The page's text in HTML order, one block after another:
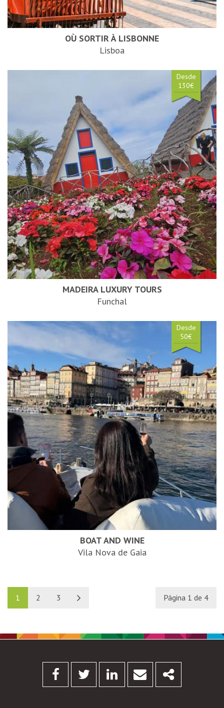
OÙ SORTIR À LISBONNE
Lisboa
Desde
130€
MADEIRA LUXURY TOURS
Funchal
Desde
50€
BOAT AND WINE
Vila Nova de Gaia
1 2 3 Página 1 de 4
Facebook
Twitter Linkedin
Email